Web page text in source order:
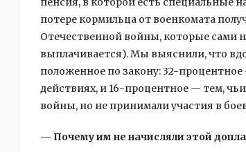
потере кормильца от военкомата
Отечественной войны, которые сами
выплачивается). Мы выяснили, что
положенное по закону: 32-
действиях, и 16-процентное — тем,
войны, но не принимали участия в
— Почему им не начисляли этой